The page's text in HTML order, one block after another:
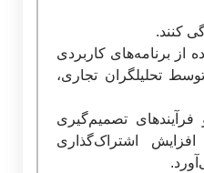
کنند.
از برنامه‌های کاربردی
توسط تحلیلگران تجاری،
فرآیندهای تصمیم‌گیری
اشتراک‌گذاری